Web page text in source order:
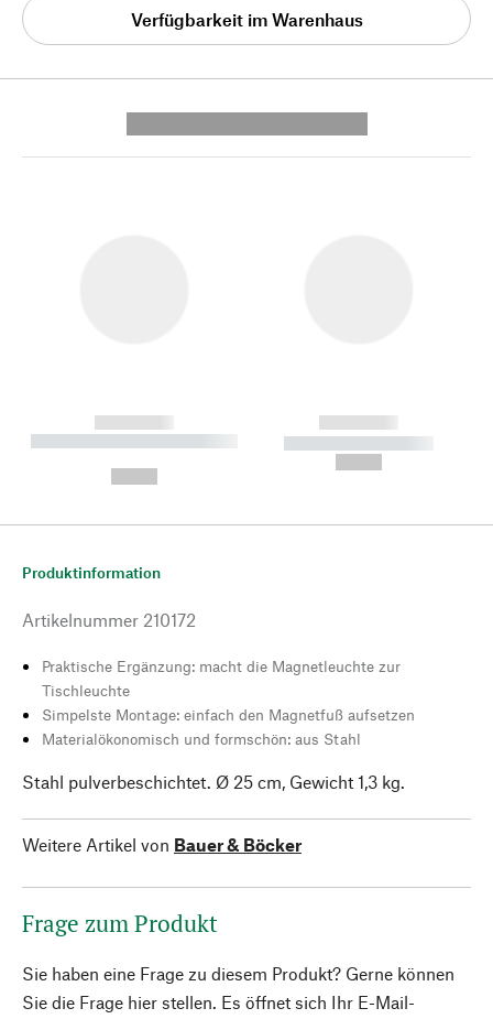
Verfügbarkeit im Warenhaus
------------
----------- ----------- --------
------------
----------- -----------
Produktinformation
Artikelnummer 210172
Praktische Ergänzung: macht die Magnetleuchte zur
Tischleuchte
Simpelste Montage: einfach den Magnetfuß aufsetzen
Materialökonomisch und formschön: aus Stahl
Stahl pulverbeschichtet. Ø 25 cm, Gewicht 1,3 kg.
Weitere Artikel von Bauer & Böcker
Frage zum Produkt
Sie haben eine Frage zu diesem Produkt? Gerne können
Sie die Frage hier stellen. Es öffnet sich Ihr E-Mail-